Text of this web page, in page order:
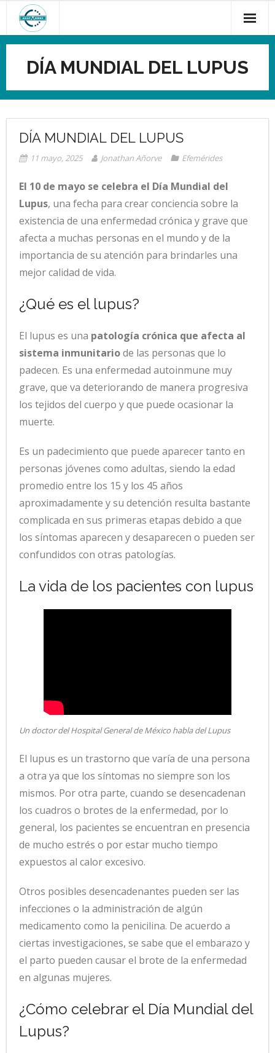
contenido
DÍA MUNDIAL DEL LUPUS
DÍA MUNDIAL DEL LUPUS
11 mayo, 2025 Jonathan Añorve Efemérides
El 10 de mayo se celebra el Día Mundial del
Lupus, una fecha para crear conciencia sobre la
existencia de una enfermedad crónica y grave que
afecta a muchas personas en el mundo y de la
importancia de su atención para brindarles una
mejor calidad de vida.
¿Qué es el lupus?
El lupus es una patología crónica que afecta al
sistema inmunitariode las personas que lo
padecen. Es una enfermedad autoinmune muy
grave, que va deteriorando de manera progresiva
los tejidos del cuerpo y que puede ocasionar la
muerte.
Es un padecimiento que puede aparecer tanto en
personas jóvenes como adultas, siendo la edad
promedio entre los 15 y los 45 años
aproximadamente y su detención resulta bastante
complicada en sus primeras etapas debido a que
los síntomas aparecen y desaparecen o pueden ser
confundidos con otras patologías.
La vida de los pacientes con lupus
Un doctor del Hospital General de México habla del Lupus
El lupus es un trastorno que varía de una persona
a otra ya que los síntomas no siempre son los
mismos. Por otra parte, cuando se desencadenan
los cuadros o brotes de la enfermedad, por lo
general, los pacientes se encuentran en presencia
de mucho estrés o por estar mucho tiempo
expuestos al calor excesivo.
Otros posibles desencadenantes pueden ser las
infecciones o la administración de algún
medicamento como la penicilina. De acuerdo a
ciertas investigaciones, se sabe que el embarazo y
el parto pueden causar el brote de la enfermedad
en algunas mujeres.
¿Cómo celebrar el Día Mundial del
Lupus?